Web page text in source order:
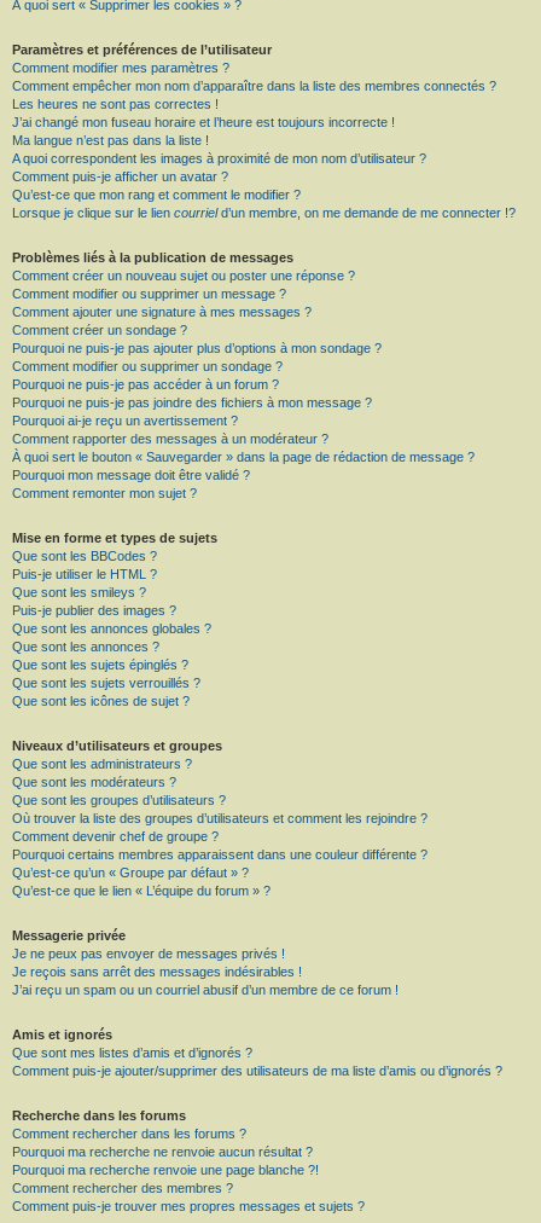
À quoi sert « Supprimer les cookies » ?
Paramètres et préférences de l’utilisateur
Comment modifier mes paramètres ?
Comment empêcher mon nom d’apparaître dans la liste des membres connectés ?
Les heures ne sont pas correctes !
J’ai changé mon fuseau horaire et l’heure est toujours incorrecte !
Ma langue n’est pas dans la liste !
A quoi correspondent les images à proximité de mon nom d’utilisateur ?
Comment puis-je afficher un avatar ?
Qu’est-ce que mon rang et comment le modifier ?
Lorsque je clique sur le lien courrield’un membre, on me demande de me connecter !?
Problèmes liés à la publication de messages
Comment créer un nouveau sujet ou poster une réponse ?
Comment modifier ou supprimer un message ?
Comment ajouter une signature à mes messages ?
Comment créer un sondage ?
Pourquoi ne puis-je pas ajouter plus d’options à mon sondage ?
Comment modifier ou supprimer un sondage ?
Pourquoi ne puis-je pas accéder à un forum ?
Pourquoi ne puis-je pas joindre des fichiers à mon message ?
Pourquoi ai-je reçu un avertissement ?
Comment rapporter des messages à un modérateur ?
À quoi sert le bouton « Sauvegarder » dans la page de rédaction de message ?
Pourquoi mon message doit être validé ?
Comment remonter mon sujet ?
Mise en forme et types de sujets
Que sont les BBCodes ?
Puis-je utiliser le HTML ?
Que sont les smileys ?
Puis-je publier des images ?
Que sont les annonces globales ?
Que sont les annonces ?
Que sont les sujets épinglés ?
Que sont les sujets verrouillés ?
Que sont les icônes de sujet ?
Niveaux d’utilisateurs et groupes
Que sont les administrateurs ?
Que sont les modérateurs ?
Que sont les groupes d’utilisateurs ?
Où trouver la liste des groupes d’utilisateurs et comment les rejoindre ?
Comment devenir chef de groupe ?
Pourquoi certains membres apparaissent dans une couleur différente ?
Qu’est-ce qu’un « Groupe par défaut » ?
Qu’est-ce que le lien « L’équipe du forum » ?
Messagerie privée
Je ne peux pas envoyer de messages privés !
Je reçois sans arrêt des messages indésirables !
J’ai reçu un spam ou un courriel abusif d’un membre de ce forum !
Amis et ignorés
Que sont mes listes d’amis et d’ignorés ?
Comment puis-je ajouter/supprimer des utilisateurs de ma liste d’amis ou d’ignorés ?
Recherche dans les forums
Comment rechercher dans les forums ?
Pourquoi ma recherche ne renvoie aucun résultat ?
Pourquoi ma recherche renvoie une page blanche ?!
Comment rechercher des membres ?
Comment puis-je trouver mes propres messages et sujets ?